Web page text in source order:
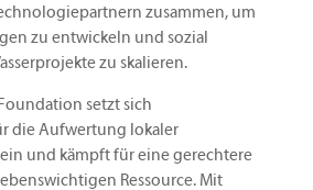
zusammen, um
zu entwickeln und sozial
zu skalieren.
setzt sich
die Aufwertung lokaler
ein und kämpft für eine gerechtere
Ressource. Mit